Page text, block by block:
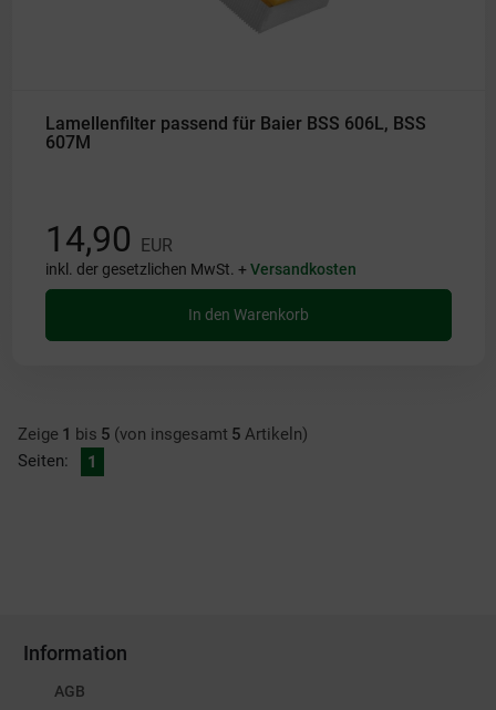
Lamellenfilter passend für Baier BSS 606L, BSS
607M
14,90 EUR
inkl. der gesetzlichen MwSt. +Versandkosten
In den Warenkorb
Zeige 1 bis 5 (von insgesamt 5 Artikeln)
Seiten:
1
Information
AGB